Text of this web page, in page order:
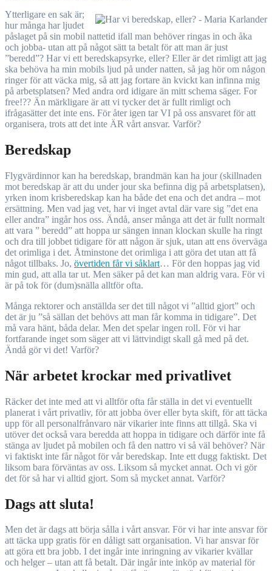
Ytterligare en sak är;
hur många har ljudet
påslaget på sin mobil nattetid ifall man behöver ringas in och åka
och jobba- utan att på något sätt ta betalt för att man är just
”beredd”? Har vi ett beredskapsyrke, eller? Eller är det rimligt att jag
ska behöva ha min mobils ljud på under natten, så jag hör om någon
ringer för att väcka mig, så att jag fortare än kvickt kan infinna mig
på arbetsplatsen? Med andra ord idigare än mitt schema säger. For
free!?? Än märkligare är att vi tycker det är fullt rimligt och
ifrågasätter det inte ens. För åter igen tar VI på oss ansvaret för att
organisera, trots att det inte ÄR vårt ansvar. Varför?
Beredskap
Flygvärdinnor kan ha beredskap, brandmän kan ha jour (skillnaden
mot beredskap är att du under jour ska befinna dig på arbetsplatsen),
yrken inom krisberedskap kan ha både det ena och det andra – mot
ersättning. Men vad jag vet, har vi inget avtal där vare sig ”det ena
eller andra” ingår hos oss. Ändå, anser många att det är fullt normalt
att vara ” beredd” att hoppa ur sängen innan klockan skulle ha ringt
och dra till jobbet tidigare för att någon är sjuk, utan att ens överväga
det orimliga i det. Åtminstone det orimliga i att göra det utan att få
något tillbaks. Jo, övertiden får vi såklart… För den hoppas jag vid
min gud, att alla tar ut. Men säker på det kan man aldrig vara. För vi
är på tok för (dum)snälla alltför ofta.
Många rektorer och anställda ser det till något vi ”alltid gjort” och
det är ju ”så sällan det behövs att man får komma in tidigare”. Det
må vara hänt, båda delar. Men det spelar ingen roll. För vi har
fortfarande inget som säger att vi lättvindigt skall gå med på det.
Ändå gör vi det! Varför?
När arbetet krockar med privatlivet
Räcker det inte med att vi alltför ofta får ställa in det vi eventuellt
planerat i vårt privatliv, för att jobba över eller byta skift, för att täcka
upp för all personalfrånvaro när vikarier inte finns att tillgå. Ska vi
utöver det också vara beredda att hoppa in tidigare och därför inte få
stänga av ljudet på mobilen och få den nattro vi så väl behöver? När
vi faktiskt inte får något för vår beredskap. Inte ett dugg faktiskt. Det
liksom bara förväntas av oss. Liksom så mycket annat. Och vi gör
det för så har vi alltid gjort. Som så mycket annat. Varför?
Dags att sluta!
Men det är dags att börja sålla i vårt ansvar. För vi har inte ansvar för
att täcka upp gratis för en dåligt satt organisation. Vi har ansvar för
att göra ett bra jobb. I det ingår inte inringning av vikarier kvällar
och helger – utan att få betalt. Där ingår inte inköp av material för